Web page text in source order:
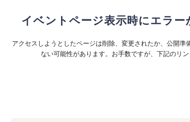
イベントページ表示時にエラー
アクセスしようとしたページは削除、変更されたか、公開準
ない可能性があります。お手数ですが、下記のリン